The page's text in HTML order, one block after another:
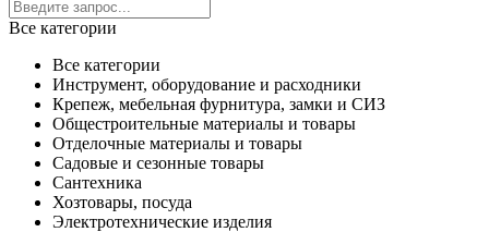
Все категории
Все категории
Инструмент, оборудование и расходники
Крепеж, мебельная фурнитура, замки и СИЗ
Общестроительные материалы и товары
Отделочные материалы и товары
Садовые и сезонные товары
Сантехника
Хозтовары, посуда
Электротехнические изделия